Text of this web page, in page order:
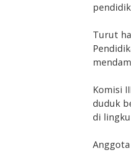
Turut
Komisi
duduk
di